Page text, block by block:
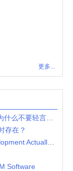
更多...
存在？
Software